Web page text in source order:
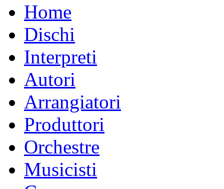
Home
Dischi
Interpreti
Autori
Arrangiatori
Produttori
Orchestre
Musicisti